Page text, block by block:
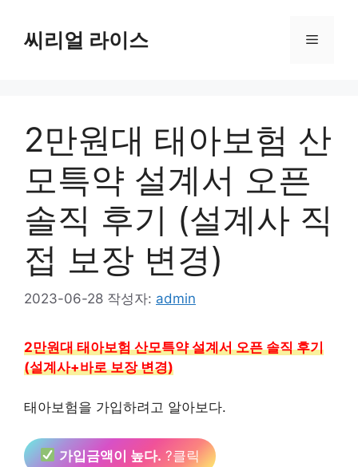
씨리얼 라이스 메
2만원대 태아보험 산
모특약 설계서 오픈
솔직 후기 (설계사 직
접 보장 변경)
2023-06-28 작성자: admin
2만원대 태아보험 산모특약 설계서 오픈 솔직 후기
(설계사+바로 보장 변경)
태아보험을 가입하려고 알아보다.
가입금액이 높다. ?클릭